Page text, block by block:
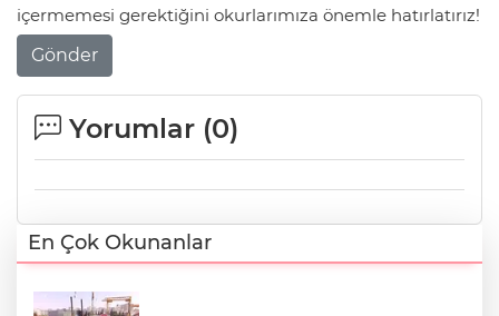
içermemesi gerektiğini okurlarımıza önemle hatırlatırız!
Gönder
Yorumlar (0)
En Çok Okunanlar